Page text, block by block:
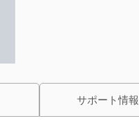
サポート情報